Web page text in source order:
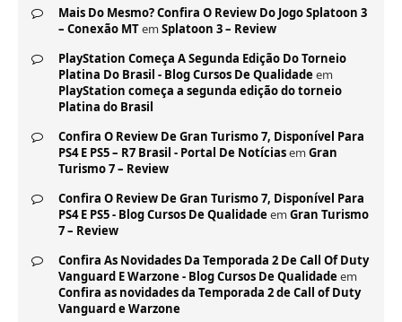
Mais Do Mesmo? Confira O Review Do Jogo Splatoon 3
– Conexão MTem Splatoon 3 – Review
PlayStation Começa A Segunda Edição Do Torneio
Platina Do Brasil - Blog Cursos De Qualidade em
PlayStation começa a segunda edição do torneio
Platina do Brasil
Confira O Review De Gran Turismo 7, Disponível Para
PS4 E PS5 – R7 Brasil - Portal De Notíciasem Gran
Turismo 7 – Review
Confira O Review De Gran Turismo 7, Disponível Para
PS4 E PS5 - Blog Cursos De Qualidade em Gran Turismo
7 – Review
Confira As Novidades Da Temporada 2 De Call Of Duty
Vanguard E Warzone - Blog Cursos De Qualidade em
Confira as novidades da Temporada 2 de Call of Duty
Vanguard e Warzone